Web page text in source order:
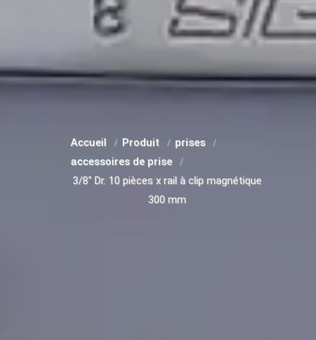
Accueil Produit
prises
accessoires de prise
3/8" Dr. 10 pièces x rail à clip magnétique
300 mm